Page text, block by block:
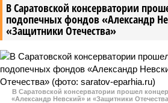
В Саратовской консерватории
подопечных фондов «Александр
«Защитники Отечества»
В Саратовской консерватории прошел
«Александр Невский» и «Защитники